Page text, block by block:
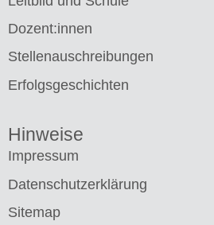
Dozent:innen
Stellenauschreibungen
Erfolgsgeschichten
Hinweise
Impressum
Datenschutzerklärung
Sitemap